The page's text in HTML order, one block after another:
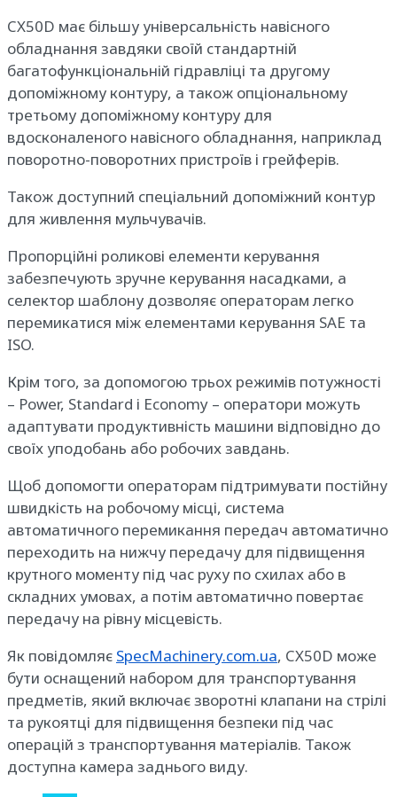
CX50D має більшу універсальність навісного
обладнання завдяки своїй стандартній
багатофункціональній гідравліці та другому
допоміжному контуру, а також опціональному
третьому допоміжному контуру для
вдосконаленого навісного обладнання, наприклад
поворотно-поворотних пристроїв і грейферів.
Також доступний спеціальний допоміжний контур
для живлення мульчувачів.
Пропорційні роликові елементи керування
забезпечують зручне керування насадками, а
селектор шаблону дозволяє операторам легко
перемикатися між елементами керування SAE та
ISO.
Крім того, за допомогою трьох режимів потужності
– Power, Standard і Economy – оператори можуть
адаптувати продуктивність машини відповідно до
своїх уподобань або робочих завдань.
Щоб допомогти операторам підтримувати постійну
швидкість на робочому місці, система
автоматичного перемикання передач автоматично
переходить на нижчу передачу для підвищення
крутного моменту під час руху по схилах або в
складних умовах, а потім автоматично повертає
передачу на рівну місцевість.
Як повідомляє SpecMachinery.com.ua, CX50D може
бути оснащений набором для транспортування
предметів, який включає зворотні клапани на стрілі
та рукоятці для підвищення безпеки під час
операцій з транспортування матеріалів. Також
доступна камера заднього виду.